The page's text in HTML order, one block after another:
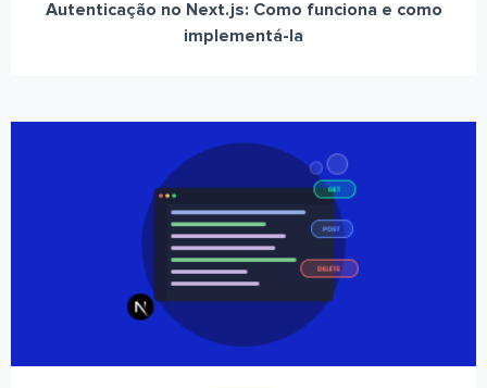
Autenticação no Next.js: Como funciona e como
implementá-la